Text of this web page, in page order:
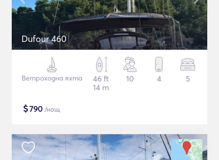
Dufour 460
Ветроходна яхта
46 ft
14 m
10 4 5
$790 /нощ